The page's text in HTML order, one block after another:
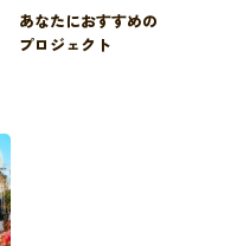
あなたにおすすめの
プロジェクト